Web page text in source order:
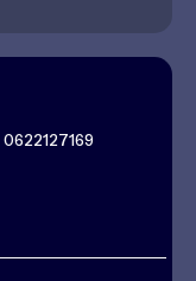
0622127169